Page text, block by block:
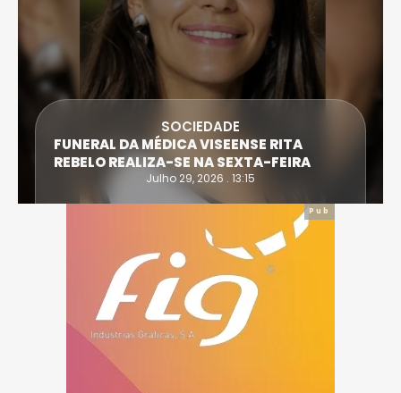
SOCIEDADE
FUNERAL DA MÉDICA VISEENSE RITA
REBELO REALIZA-SE NA SEXTA-FEIRA
Julho 29, 2026 . 13:15
Pub